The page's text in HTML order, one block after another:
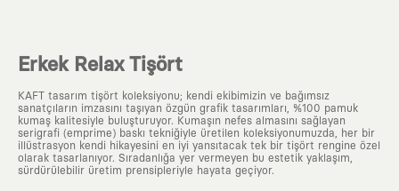
Erkek Relax Tişört
KAFT tasarım tişört koleksiyonu; kendi ekibimizin ve bağımsız
sanatçıların imzasını taşıyan özgün grafik tasarımları, %100 pamuk
kumaş kalitesiyle buluşturuyor. Kumaşın nefes almasını sağlayan
serigrafi (emprime) baskı tekniğiyle üretilen koleksiyonumuzda, her bir
illüstrasyon kendi hikayesini en iyi yansıtacak tek bir tişört rengine özel
olarak tasarlanıyor. Sıradanlığa yer vermeyen bu estetik yaklaşım,
sürdürülebilir üretim prensipleriyle hayata geçiyor.